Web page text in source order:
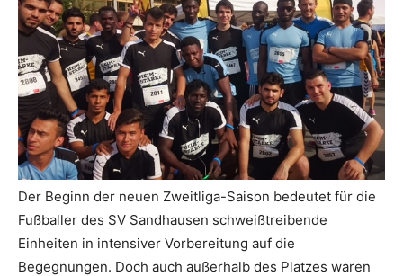
Der Beginn der neuen Zweitliga-Saison bedeutet für die
Fußballer des SV Sandhausen schweißtreibende
Einheiten in intensiver Vorbereitung auf die
Begegnungen. Doch auch außerhalb des Platzes waren